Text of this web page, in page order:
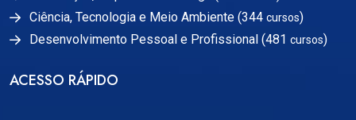
Ciência, Tecnologia e Meio Ambiente (344 cursos)
Desenvolvimento Pessoal e Profissional (481 cursos)
ACESSO RÁPIDO